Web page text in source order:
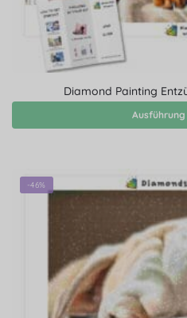
Diamond Painting
-46%